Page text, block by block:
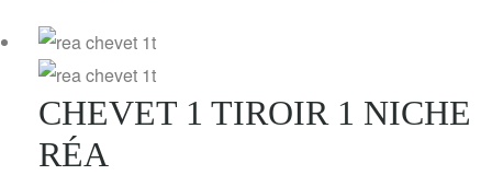
CHEVET 1 TIROIR 1 NICHE
RÉA